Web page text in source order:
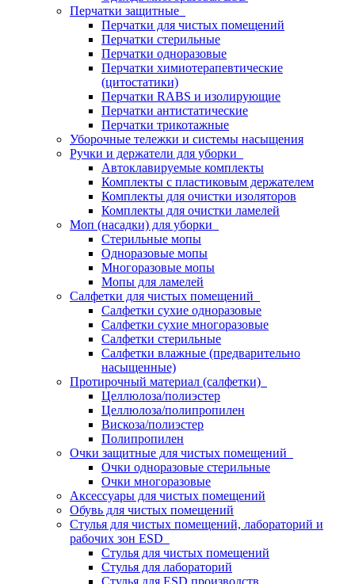
Перчатки защитные
Перчатки для чистых помещений
Перчатки стерильные
Перчатки одноразовые
Перчатки химиотерапевтические
(цитостатики)
Перчатки RABS и изолирующие
Перчатки антистатические
Перчатки трикотажные
Уборочные тележки и системы насыщения
Ручки и держатели для уборки
Автоклавируемые комплекты
Комплекты с пластиковым держателем
Комплекты для очистки изоляторов
Комплекты для очистки ламелей
Моп (насадки) для уборки
Стерильные мопы
Одноразовые мопы
Многоразовые мопы
Мопы для ламелей
Салфетки для чистых помещений
Салфетки сухие одноразовые
Салфетки сухие многоразовые
Салфетки стерильные
Салфетки влажные (предварительно
насыщенные)
Протирочный материал (салфетки)
Целлюлоза/полиэстер
Целлюлоза/полипропилен
Вискоза/полиэстер
Полипропилен
Очки защитные для чистых помещений
Очки одноразовые стерильные
Очки многоразовые
Аксессуары для чистых помещений
Обувь для чистых помещений
Стулья для чистых помещений, лабораторий и
рабочих зон ESD
Стулья для чистых помещений
Стулья для лабораторий